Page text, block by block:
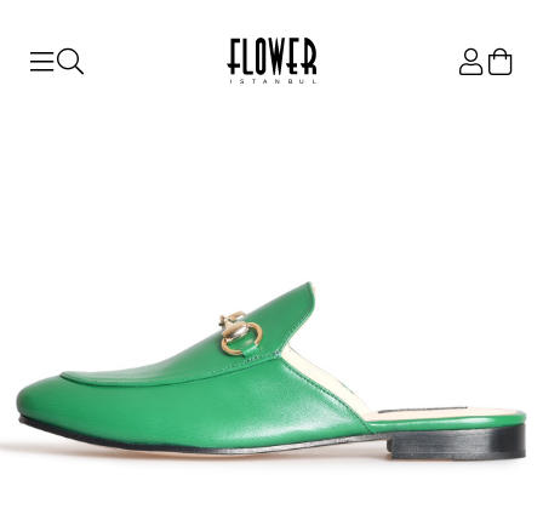
ISTANBUL